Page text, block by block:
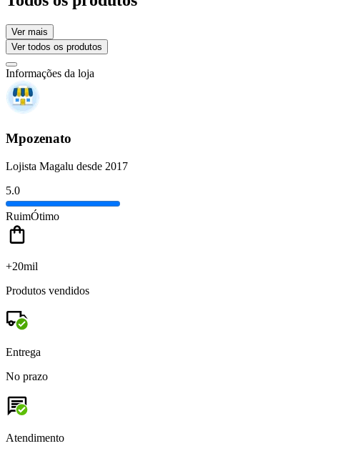
Ver mais
Ver todos os produtos
Informações da loja
Mpozenato
Lojista Magalu desde 2017
5.0
RuimÓtimo
+20mil
Produtos vendidos
Entrega
No prazo
Atendimento